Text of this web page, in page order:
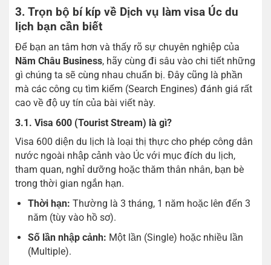
3. Trọn bộ bí kíp về Dịch vụ làm visa Úc du
lịch bạn cần biết
Để bạn an tâm hơn và thấy rõ sự chuyên nghiệp của
Năm Châu Business, hãy cùng đi sâu vào chi tiết những
gì chúng ta sẽ cùng nhau chuẩn bị. Đây cũng là phần
mà các công cụ tìm kiếm (Search Engines) đánh giá rất
cao về độ uy tín của bài viết này.
3.1. Visa 600 (Tourist Stream) là gì?
Visa 600 diện du lịch là loại thị thực cho phép công dân
nước ngoài nhập cảnh vào Úc với mục đích du lịch,
tham quan, nghỉ dưỡng hoặc thăm thân nhân, bạn bè
trong thời gian ngắn hạn.
Thời hạn: Thường là 3 tháng, 1 năm hoặc lên đến 3
năm (tùy vào hồ sơ).
Số lần nhập cảnh: Một lần (Single) hoặc nhiều lần
(Multiple).